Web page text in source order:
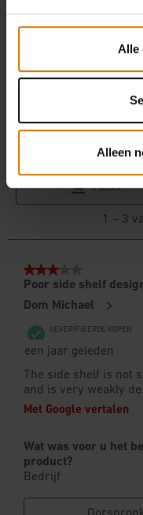
Alle
Alleen